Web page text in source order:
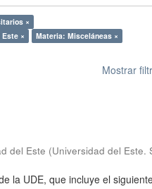
×
×
Materia: Misceláneas ×
Mostrar
del Este (Universidad del Este.
la UDE, que incluye el